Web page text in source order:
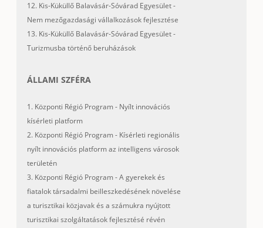
12. Kis-Küküllő Balavásár-Sóvárad Egyesület -
Nem mezőgazdasági vállalkozások fejlesztése
13. Kis-Küküllő Balavásár-Sóvárad Egyesület -
Turizmusba történő beruházások
ÁLLAMI SZFÉRA
1. Központi Régió Program - Nyílt innovációs
kísérleti platform
2. Központi Régió Program - Kísérleti regionális
nyílt innovációs platform az intelligens városok
területén
3. Központi Régió Program - A gyerekek és
fiatalok társadalmi beilleszkedésének növelése
a turisztikai közjavak és a számukra nyújtott
turisztikai szolgáltatások fejlesztésé révén